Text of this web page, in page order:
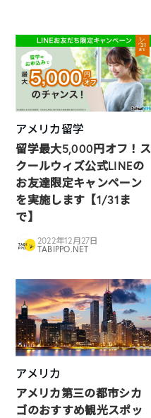
アメリカ留学
留学最大5,000円オフ！ス
クールウィズ公式LINEの
お友達限定キャンペーン
を実施します【1/31ま
で】
2022年12月27日
TABIPPO.NET
アメリカ
アメリカ第三の都市シカ
ゴのおすすめ観光スポッ